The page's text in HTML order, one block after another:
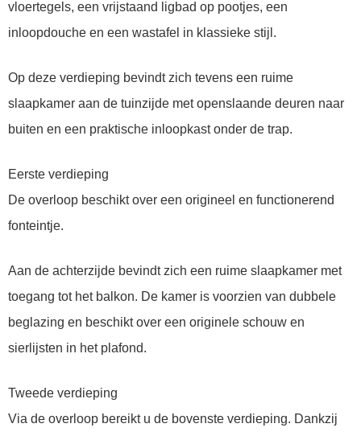
vloertegels, een vrijstaand ligbad op pootjes, een
inloopdouche en een wastafel in klassieke stijl.
Op deze verdieping bevindt zich tevens een ruime
slaapkamer aan de tuinzijde met openslaande deuren naar
buiten en een praktische inloopkast onder de trap.
Eerste verdieping
De overloop beschikt over een origineel en functionerend
fonteintje.
Aan de achterzijde bevindt zich een ruime slaapkamer met
toegang tot het balkon. De kamer is voorzien van dubbele
beglazing en beschikt over een originele schouw en
sierlijsten in het plafond.
Tweede verdieping
Via de overloop bereikt u de bovenste verdieping. Dankzij